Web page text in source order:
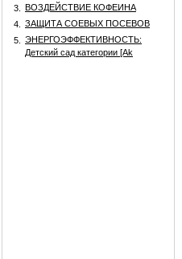
3.
ВОЗДЕЙСТВИЕ КОФЕИНА
4.
ЗАЩИТА СОЕВЫХ ПОСЕВОВ
5.
ЭНЕРГОЭФФЕКТИВНОСТЬ:
Детский сад категории [Аk